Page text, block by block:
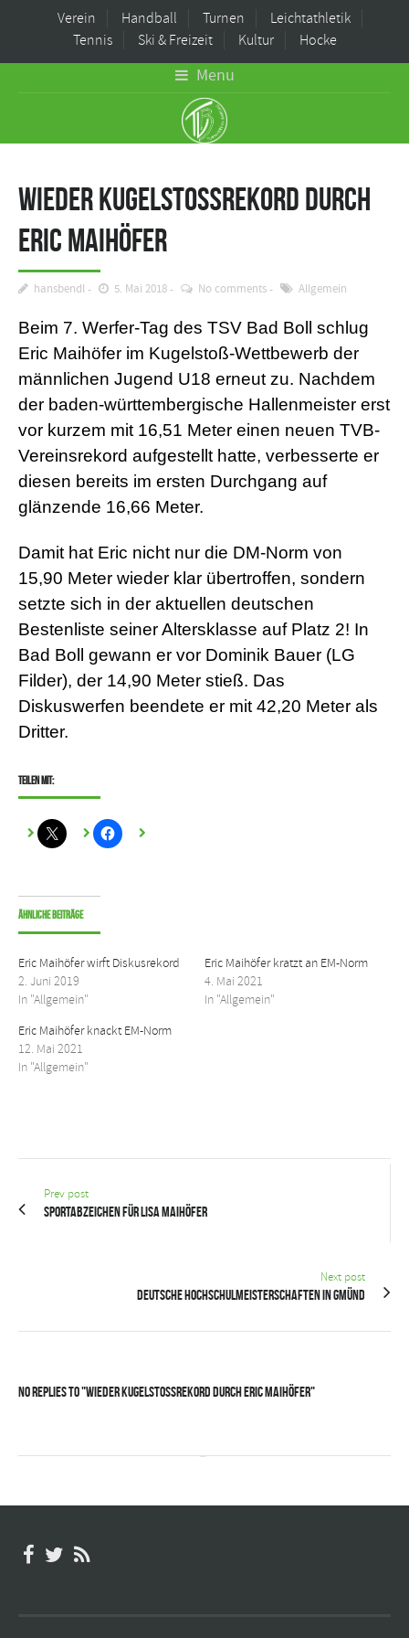
Verein Handball Turnen
Leichtathletik
Tennis
Ski & Freizeit Kultur Hocke
Menu
Wieder Kugelstoßrekord durch
Eric Maihöfer
hansbendl 5. Mai 2018 No comments Allgemein
Beim 7. Werfer-Tag des TSV Bad Boll schlug
Eric Maihöfer im Kugelstoß-Wettbewerb der
männlichen Jugend U18 erneut zu. Nachdem
der baden-württembergische Hallenmeister erst
vor kurzem mit 16,51 Meter einen neuen TVB-
Vereinsrekord aufgestellt hatte, verbesserte er
diesen bereits im ersten Durchgang auf
glänzende 16,66 Meter.
Damit hat Eric nicht nur die DM-Norm von
15,90 Meter wieder klar übertroffen, sondern
setzte sich in der aktuellen deutschen
Bestenliste seiner Altersklasse auf Platz 2! In
Bad Boll gewann er vor Dominik Bauer (LG
Filder), der 14,90 Meter stieß. Das
Diskuswerfen beendete er mit 42,20 Meter als
Dritter.
Teilen mit:
Ähnliche Beiträge
Eric Maihöfer wirft Diskusrekord
2. Juni 2019
In "Allgemein"
Eric Maihöfer kratzt an EM-Norm
4. Mai 2021
In "Allgemein"
Eric Maihöfer knackt EM-Norm
12. Mai 2021
In "Allgemein"
Prev post
Sportabzeichen für Lisa Maihöfer
Next post
Deutsche Hochschulmeisterschaften in Gmünd
No Replies to "Wieder Kugelstoßrekord durch Eric Maihöfer"